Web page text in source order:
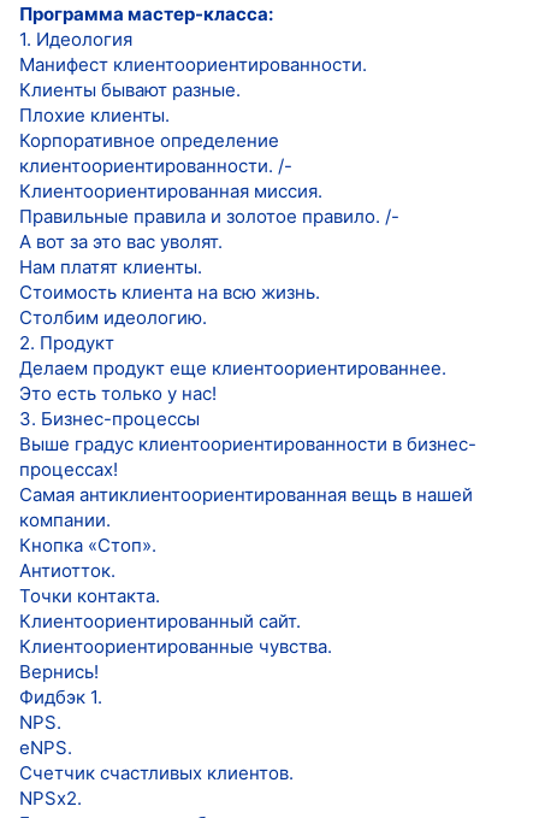
Программа мастер-класса:
1. Идеология
Манифест клиентоориентированности.
Клиенты бывают разные.
Плохие клиенты.
Корпоративное определение
клиентоориентированности. /-
Клиентоориентированная миссия.
Правильные правила и золотое правило. /-
А вот за это вас уволят.
Нам платят клиенты.
Стоимость клиента на всю жизнь.
Столбим идеологию.
2. Продукт
Делаем продукт еще клиентоориентированнее.
Это есть только у нас!
3. Бизнес-процессы
Выше градус клиентоориентированности в бизнес-
процессах!
Самая антиклиентоориентированная вещь в нашей
компании.
Кнопка «Стоп».
Антиотток.
Точки контакта.
Клиентоориентированный сайт.
Клиентоориентированные чувства.
Вернись!
Фидбэк 1.
NPS.
eNPS.
Счетчик счастливых клиентов.
NPSx2.